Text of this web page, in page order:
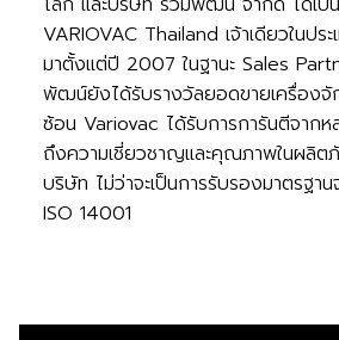
VARIOVAC Thailand เจ้าเดียวในปร
มาตั้งแต่ปี 2007 ในฐานะ Sales
พัฒน์ยังได้รับรางวัลยอดขายเครื่อง
ซ้อน Variovac ได้รับการการันตีจากห
ถึงความเชี่ยวชาญและคุณภาพในผลิต
บริษัท ไม่ว่าจะเป็นการรับรองมาตรฐา
ISO 14001